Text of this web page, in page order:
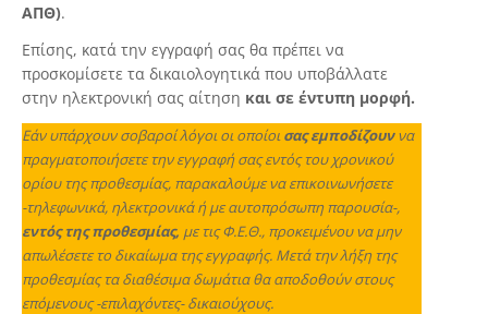
ΑΠΘ).
Επίσης, κατά την εγγραφή σας θα πρέπει να
προσκομίσετε τα δικαιολογητικά που υποβάλλατε
στην ηλεκτρονική σας αίτηση και σε έντυπη μορφή.
Εάν υπάρχουν σοβαροί λόγοι οι οποίοισας εμποδίζουννα
πραγματοποιήσετε την εγγραφή σας εντός του χρονικού
ορίου της προθεσμίας, παρακαλούμε να επικοινωνήσετε
-τηλεφωνικά, ηλεκτρονικά ή με αυτοπρόσωπη παρουσία-,
εντός της προθεσμίας, με τις Φ.Ε.Θ., προκειμένου να μην
απωλέσετε το δικαίωμα της εγγραφής. Μετά την λήξη της
προθεσμίας τα διαθέσιμα δωμάτια θα αποδοθούν στους
επόμενους -επιλαχόντες- δικαιούχους.